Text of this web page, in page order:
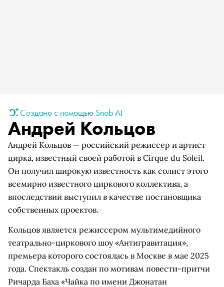
Создано с помощью Snob AI
Андрей Кольцов
Андрей Кольцов — российский режиссер и артист
цирка, известный своей работой в Cirque du Soleil.
Он получил широкую известность как солист этого
всемирно известного циркового коллектива, а
впоследствии выступил в качестве постановщика
собственных проектов.
Кольцов является режиссером мультимедийного
театрально-циркового шоу «Антигравитация»,
премьера которого состоялась в Москве в мае 2025
года. Спектакль создан по мотивам повести-притчи
Ричарда Баха «Чайка по имени Джонатан